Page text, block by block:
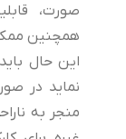
صورت،
همچنین
این حال
نماید در
منجر به